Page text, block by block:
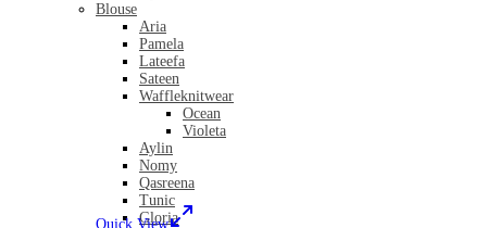
Blouse
Aria
Pamela
Lateefa
Sateen
Waffleknitwear
Ocean
Violeta
Aylin
Nomy
Qasreena
Tunic
Gloria
Quick View